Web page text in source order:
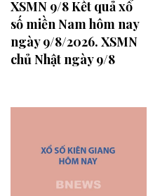
XSMN 9/8 Kết quả xổ
số miền Nam hôm nay
ngày 9/8/2026. XSMN
chủ Nhật ngày 9/8